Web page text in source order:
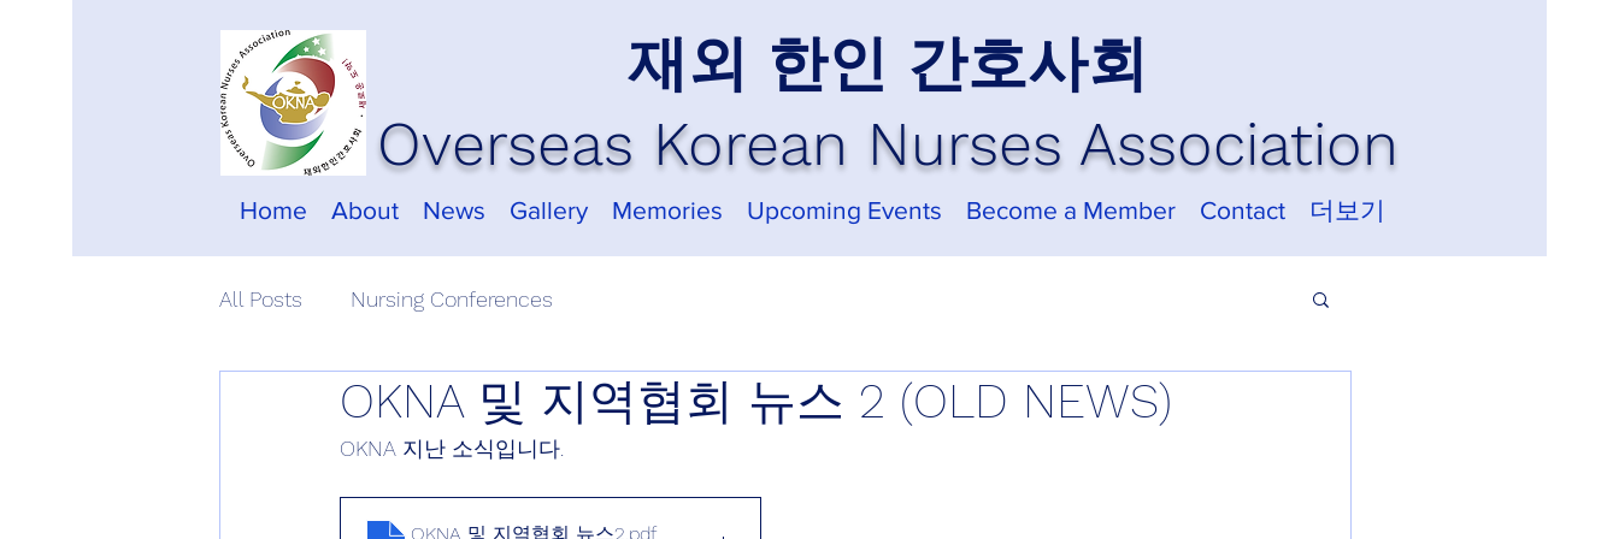
재외 한인 간호사회
Overseas Korean Nurses Association
Home About News Gallery Memories Upcoming Events Become a Member Contact 더보기
All Posts Nursing Conferences
OKNA 및 지역협회 뉴스 2 (OLD NEWS)
OKNA 지난 소식입니다.
OKNA 및 지역협회 뉴스2 .pdf